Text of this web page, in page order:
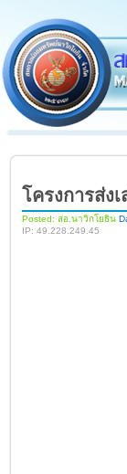
โครงการส่ง
Posted: สอ.นาวิกโยธิน
IP: 49.228.249.45